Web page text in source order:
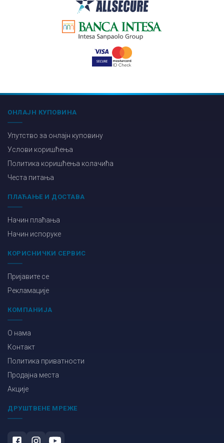
ОНЛАЈН КУПОВИНА
Упутство за онлајн куповину
Услови коришћења
Политика коришћења колачића
Честа питања
ПЛАЋАЊЕ И ДОСТАВА
Начин плаћања
Начин испоруке
КОРИСНИЧКИ СЕРВИС
Пријавите се
Рекламације
КОМПАНИЈА
О нама
Контакт
Политика приватности
Продајна места
Акције
ДРУШТВЕНЕ МРЕЖЕ